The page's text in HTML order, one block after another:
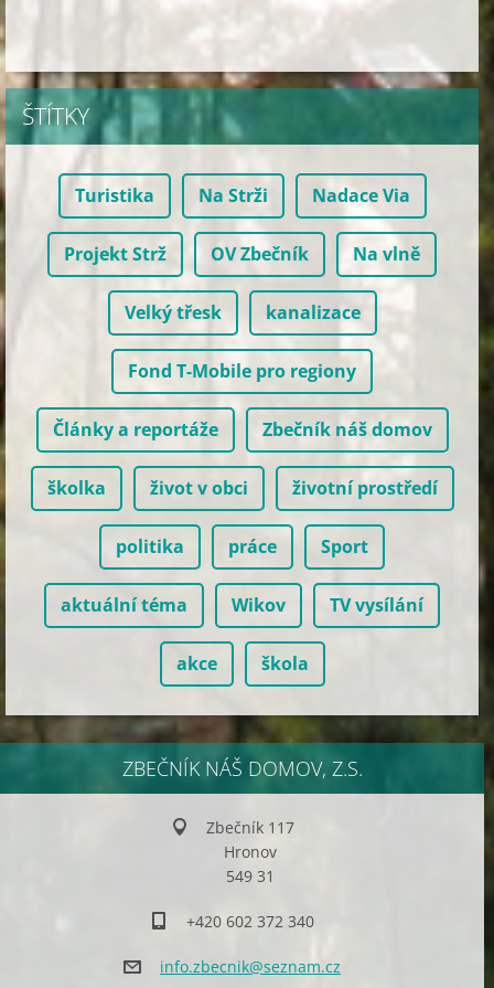
ŠTÍTKY
Turistika Na Strži Nadace Via
Projekt Strž OV Zbečník Na vlně
Velký třesk kanalizace
Fond T-Mobile pro regiony
Články a reportáže Zbečník náš domov
školka život v obci životní prostředí
politika práce Sport
aktuální téma Wikov TV vysílání
akce škola
ZBEČNÍK NÁŠ DOMOV, Z.S.
Zbečník 117
Hronov
549 31
+420 602 372 340
info.zbecnik@seznam.cz